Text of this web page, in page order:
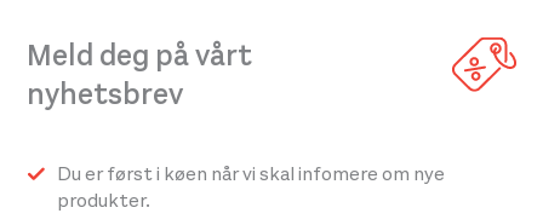
Meld deg på vårt
nyhetsbrev
Du er først i køen når vi skal infomere om nye
produkter.